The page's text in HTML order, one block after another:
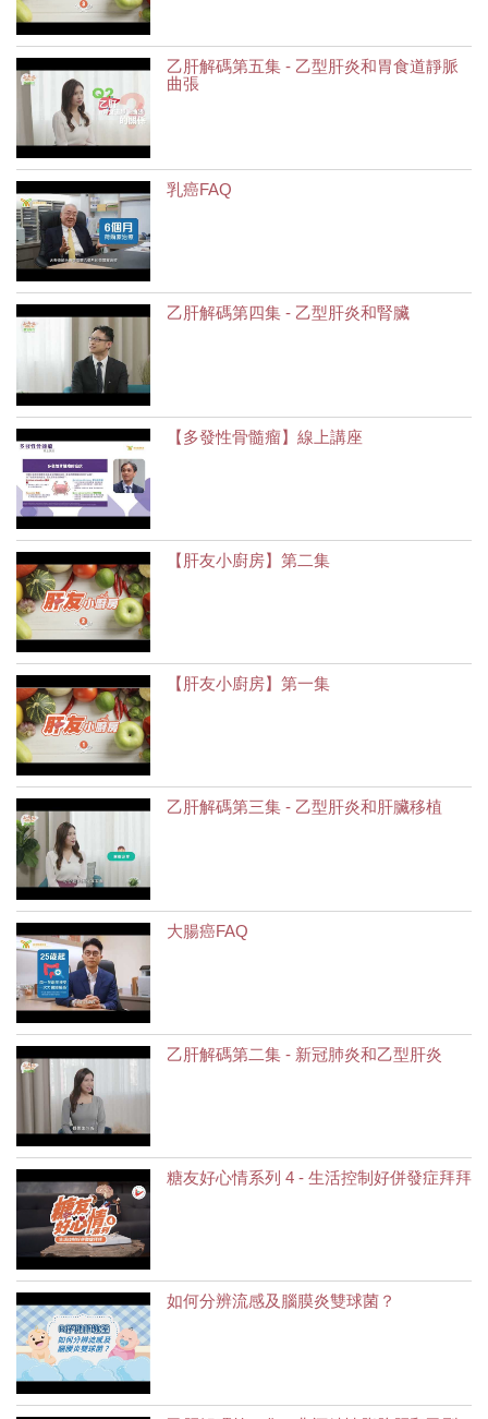
乙肝解碼第五集 - 乙型肝炎和胃食道靜脈
曲張
乳癌FAQ
乙肝解碼第四集 - 乙型肝炎和腎臟
【多發性骨髓瘤】線上講座
【肝友小廚房】第二集
【肝友小廚房】第一集
乙肝解碼第三集 - 乙型肝炎和肝臟移植
大腸癌FAQ
乙肝解碼第二集 - 新冠肺炎和乙型肝炎
糖友好心情系列 4 - 生活控制好併發症拜拜
如何分辨流感及腦膜炎雙球菌？